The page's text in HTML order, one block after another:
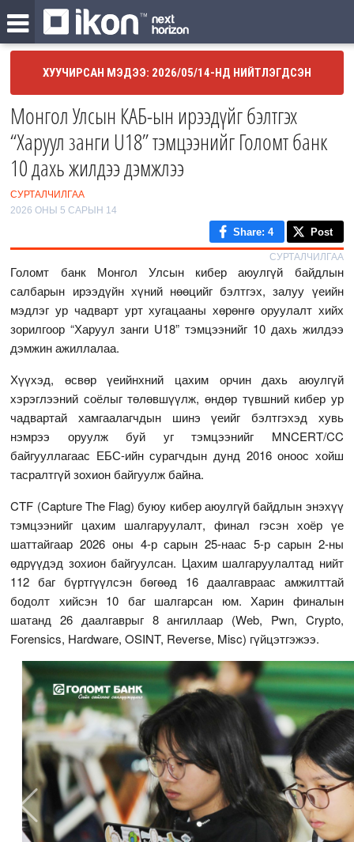
ХУУЧИРСАН МЭДЭЭ: 2026/05/14-НД НИЙТЛЭГДСЭН
Монгол Улсын КАБ-ын ирээдүйг бэлтгэх
“Харуул занги U18” тэмцээнийг Голомт банк
10 дахь жилдээ дэмжлээ
СУРТАЛЧИЛГАА
2026 ОНЫ 5 САРЫН 14
Share: 4 Post
СУРТАЛЧИЛГАА
Голомт банк Монгол Улсын кибер аюулгүй байдлын
салбарын ирээдүйн хүний нөөцийг бэлтгэх, залуу үеийн
мэдлэг ур чадварт урт хугацааны хөрөнгө оруулалт хийх
зорилгоор “Харуул занги U18” тэмцээнийг 10 дахь жилдээ
дэмжин ажиллалаа.
Хүүхэд, өсвөр үеийнхний цахим орчин дахь аюулгүй
хэрэглээний соёлыг төлөвшүүлж, өндөр түвшний кибер ур
чадвартай хамгаалагчдын шинэ үеийг бэлтгэхэд хувь
нэмрээ оруулж буй уг тэмцээнийг MNCERT/CC
байгууллагаас ЕБС-ийн сурагчдын дунд 2016 оноос хойш
тасралтгүй зохион байгуулж байна.
CTF (Capture The Flag) буюу кибер аюулгүй байдлын энэхүү
тэмцээнийг цахим шалгаруулалт, финал гэсэн хоёр үе
шаттайгаар 2026 оны 4-р сарын 25-наас 5-р сарын 2-ны
өдрүүдэд зохион байгуулсан. Цахим шалгаруулалтад нийт
112 баг бүртгүүлсэн бөгөөд 16 даалгавраас амжилттай
бодолт хийсэн 10 баг шалгарсан юм. Харин финалын
шатанд 26 даалгаврыг 8 ангиллаар (Web, Pwn, Crypto,
Forensics, Hardware, OSINT, Reverse, Misc) гүйцэтгэжээ.